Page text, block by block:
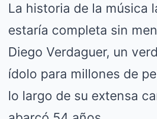
La historia de la música
estaría completa sin
Diego Verdaguer, un
ídolo para millones de
lo largo de su extensa